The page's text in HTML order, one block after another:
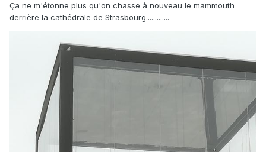
Ça ne m'étonne plus qu'on chasse à nouveau le mammouth
derrière la cathédrale de Strasbourg.............